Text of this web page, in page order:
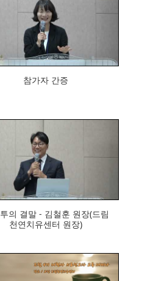
참가자 간증
의 결말 - 김철훈 원장(드림
천연치유센터 원장)